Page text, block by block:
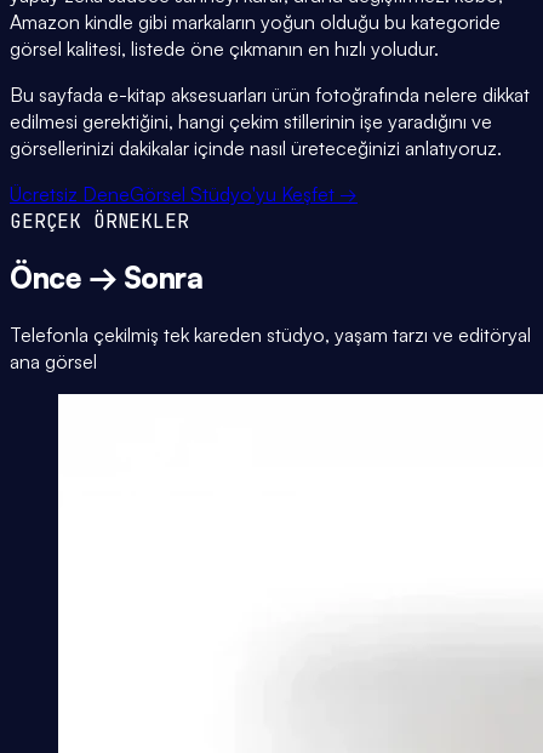
Amazon kindle gibi markaların yoğun olduğu bu kategoride
görsel kalitesi, listede öne çıkmanın en hızlı yoludur.
Bu sayfada e-kitap aksesuarları ürün fotoğrafında nelere dikkat
edilmesi gerektiğini, hangi çekim stillerinin işe yaradığını ve
görsellerinizi dakikalar içinde nasıl üreteceğinizi anlatıyoruz.
Ücretsiz DeneGörsel Stüdyo'yu Keşfet →
GERÇEK ÖRNEKLER
Önce → Sonra
Telefonla çekilmiş tek kareden stüdyo, yaşam tarzı ve editöryal
ana görsel